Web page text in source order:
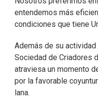
entendemos más
condiciones que tiene
Además de su
Sociedad de Criadores
atraviesa un momento
por la favorable
lana.